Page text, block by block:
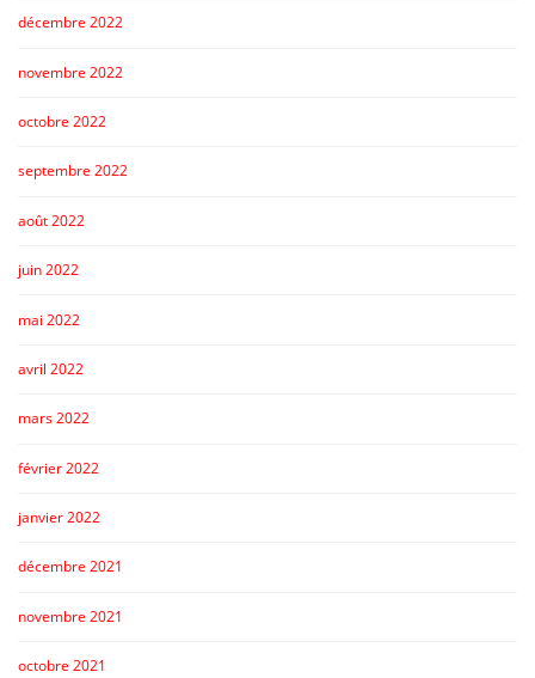
décembre 2022
novembre 2022
octobre 2022
septembre 2022
août 2022
juin 2022
mai 2022
avril 2022
mars 2022
février 2022
janvier 2022
décembre 2021
novembre 2021
octobre 2021